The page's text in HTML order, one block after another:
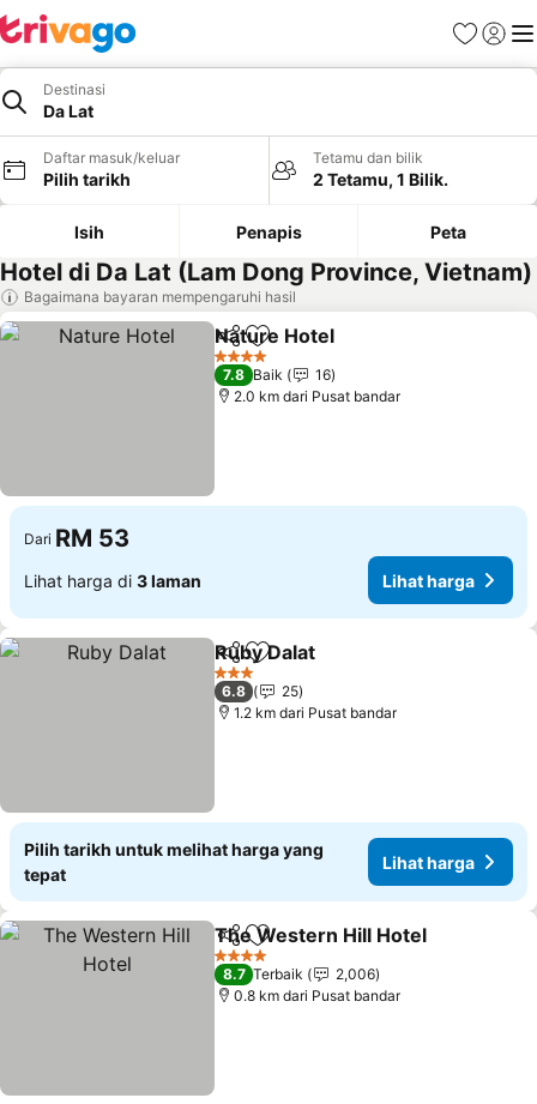
Kegemaran
Daftar
Destinasi
Da Lat
Daftar masuk/keluar
Pilih tarikh
Tetamu dan bilik
2 Tetamu, 1 Bilik.
Isih Penapis Peta
Hotel di Da Lat (Lam Dong Province, Vietnam)
Bagaimana bayaran mempengaruhi hasil
KongsiTambah ke favorit
Nature Hotel
4 Bintang
7.8 Baik
16
2.0 km dari Pusat bandar
Dari RM 53
Lihat harga di 3 laman Lihat harga
KongsiTambah ke favorit
Ruby Dalat
3 Bintang
6.8
25
1.2 km dari Pusat bandar
Pilih tarikh untuk melihat harga yang
tepat
Lihat harga
KongsiTambah ke favorit
The Western Hill Hotel
4 Bintang
8.7 Terbaik
2,006
0.8 km dari Pusat bandar